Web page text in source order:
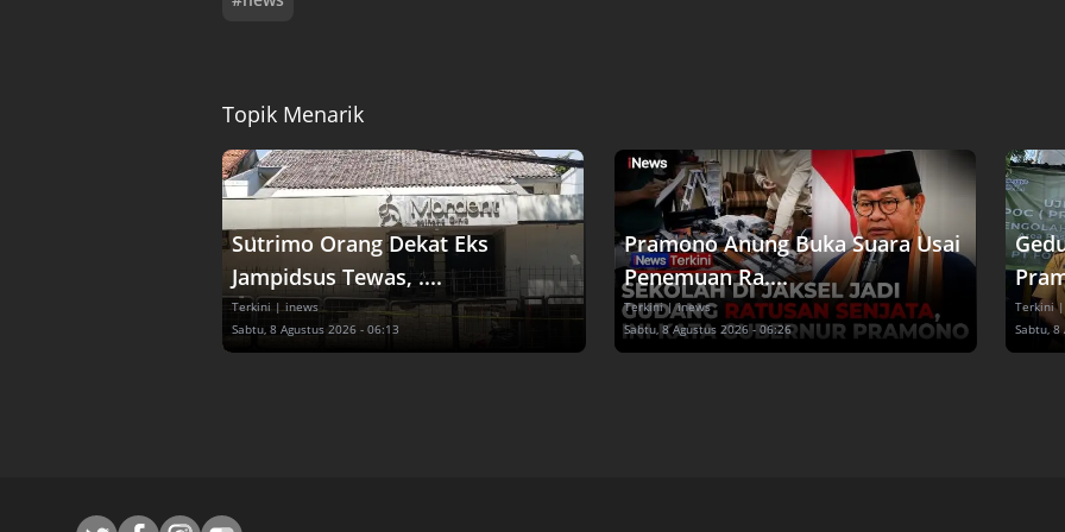
Topik Menarik
Sutrimo Orang Dekat Eks
Jampidsus Tewas, ....
Terkini | inews
Sabtu, 8 Agustus 2026 - 06:13
Pramono Anung Buka Suara Usai
Penemuan Ra....
Terkini | inews
Sabtu, 8 Agustus 2026 - 06:26
Terkini |
Sabtu, 8